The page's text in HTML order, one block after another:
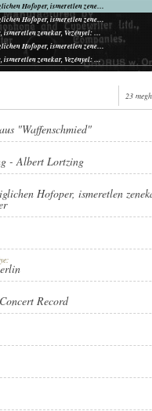
Chor der Königlichen Hofoper, ismeretlen zenekar, Vezényel: Bruno Seidler-Winkler
Chor der Königlichen Hofoper, ismeretlen zenekar, Vezényel: Bruno Seidler-Winkler
Heinrich Knote, ismeretlen zenekar, Vezényel: Bruno Seidler-Winkler
Chor der Königlichen Hofoper, ismeretlen zenekar, Vezényel: Bruno Seidler-Winkler
Heinrich Knote, ismeretlen zenekar, Vezényel: Bruno Seidler-Winkler
Chor der Königlichen Hofoper, ismeretlen zenekar, Vezényel: Bruno Seidler-Winkler
ismeretlen zenekar, Vezényel: Bruno Seidler-Winkler, Albert Müller (xilofon)
ismeretlen zenekar, Vezényel: Bruno Seidler-Winkler, Albert Müller (xilofon)
Berliner Elite-Orchester, Vezényel: Bruno Seidler-Winkler
23
"Waffenschmied"
-Albert Lortzing
Hofoper, ismeretlen
Record